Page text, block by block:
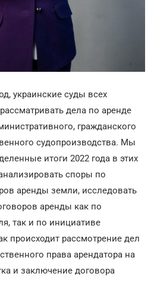
украинские суды всех
дела по аренде
гражданского
судопроизводства. Мы
итоги 2022 года в этих
споры по
аренды земли, исследовать
аренды как по
так и по инициативе
происходит рассмотрение дел
права арендатора на
и заключение договора